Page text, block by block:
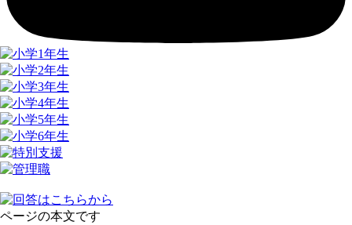
ページの本文です